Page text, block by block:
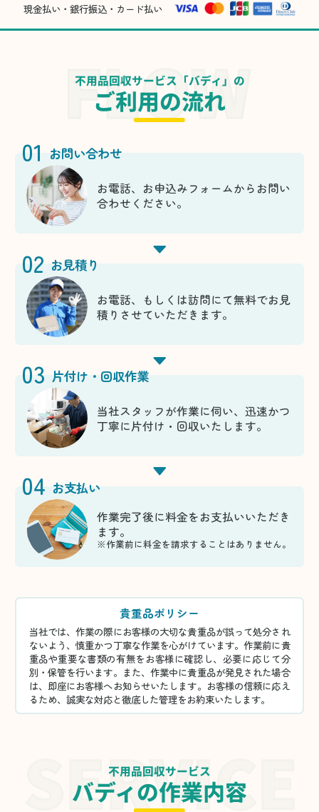
現金払い・銀行振込・カード払い
不用品回収サービス「バディ」の
ご利用の流れ
01 お問い合わせ
お電話、お申込みフォームからお問い
合わせください。
02 お見積り
お電話、もしくは訪問にて無料でお見
積りさせていただきます。
03 片付け・回収作業
当社スタッフが作業に伺い、迅速かつ
丁寧に片付け・回収いたします。
04 お支払い
作業完了後に料金をお支払いいただき
ます。
※作業前に料金を請求することはありません。
貴重品ポリシー
当社では、作業の際にお客様の大切な貴重品が誤って処分され
ないよう、慎重かつ丁寧な作業を心がけています。作業前に貴
重品や重要な書類の有無をお客様に確認し、必要に応じて分
別・保管を行います。また、作業中に貴重品が発見された場合
は、即座にお客様へお知らせいたします。お客様の信頼に応え
るため、誠実な対応と徹底した管理をお約束いたします。
不用品回収サービス
バディの作業内容